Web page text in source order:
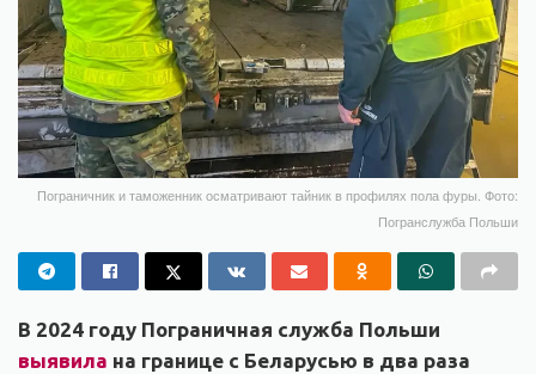
Пограничник и таможенник осматривают тайник в профилях пола фуры. Фото:
Погранслужба Польши
В 2024 году Пограничная служба Польши
выявила на границе с Беларусью в два раза